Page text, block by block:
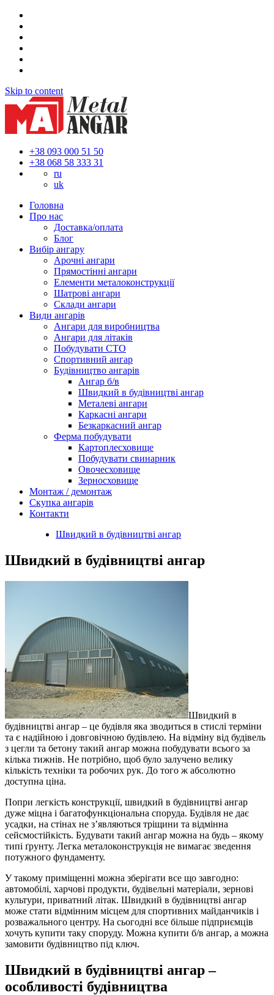
Skip to content
+38 093 000 51 50
+38 068 58 333 31
ru
uk
Головна
Про нас
Доставка/оплата
Блог
Вибір ангару
Арочні ангари
Прямостінні ангари
Елементи металоконструкції
Шатрові ангари
Склади ангари
Види ангарів
Ангари для виробництва
Ангари для літаків
Побудувати СТО
Спортивний ангар
Будівництво ангарів
Ангар б/в
Швидкий в будівництві ангар
Металеві ангари
Каркасні ангари
Безкаркасний ангар
Ферма побудувати
Картоплесховище
Побудувати свинарник
Овочесховище
Зерносховище
Монтаж / демонтаж
Скупка ангарів
Контакти
Швидкий в будівництві ангар
Швидкий в будівництві ангар
Швидкий в
будівництві ангар – це будівля яка зводиться в стислі терміни
та є надійною і довговічною будівлею. На відміну від будівель
з цегли та бетону такий ангар можна побудувати всього за
кілька тижнів. Не потрібно, щоб було залучено велику
кількість техніки та робочих рук. До того ж абсолютно
доступна ціна.
Попри легкість конструкції, швидкий в будівництві ангар
дуже міцна і багатофункціональна споруда. Будівля не дає
усадки, на стінах не з’являються тріщини та відмінна
сейсмостійкість. Будувати такий ангар можна на будь – якому
типі ґрунту. Легка металоконструкція не вимагає зведення
потужного фундаменту.
У такому приміщенні можна зберігати все що завгодно:
автомобілі, харчові продукти, будівельні матеріали, зернові
культури, приватний літак. Швидкий в будівництві ангар
може стати відмінним місцем для спортивних майданчиків і
розважального центру. На сьогодні все більше підприємців
хочуть купити таку споруду. Можна купити б/в ангар, а можна
замовити будівництво під ключ.
Швидкий в будівництві ангар –
особливості будівництва